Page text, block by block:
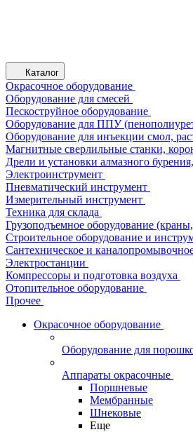
Каталог
Окрасочное оборудование
Оборудование для смесей
Пескоструйное оборудование
Оборудование для ППУ
Оборудование для инъекции смол,
Магнитные сверлильные станки,
Дрели и установки алмазного
Электроинструмент
Пневматический инструмент
Измерительный инструмент
Техника для склада
Грузоподъемное оборудование
Строительное оборудование и
Сантехническое и
Электростанции
Компрессоры и подготовка воздуха
Отопительное оборудование
Прочее
Окрасочное оборудование
Оборудование для
Аппараты окрасочные
Поршневые
Мембранные
Шнековые
Еще